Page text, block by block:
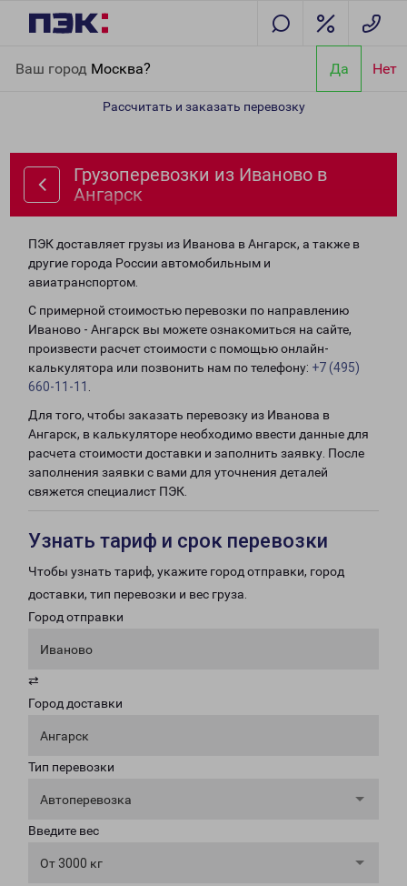
Ваш город Москва? Да Нет
Рассчитать и заказать перевозку
Грузоперевозки из Иваново в
Ангарск
ПЭК доставляет грузы из Иванова в Ангарск, а также в
другие города России автомобильным и
авиатранспортом.
С примерной стоимостью перевозки по направлению
Иваново - Ангарск вы можете ознакомиться на сайте,
произвести расчет стоимости с помощью онлайн-
калькулятора или позвонить нам по телефону: +7 (495)
660-11-11
Для того, чтобы заказать перевозку из Иванова в
Ангарск, в калькуляторе необходимо ввести данные для
расчета стоимости доставки и заполнить заявку. После
заполнения заявки с вами для уточнения деталей
свяжется специалист ПЭК.
Узнать тариф и срок перевозки
Чтобы узнать тариф, укажите город отправки, город
доставки, тип перевозки и вес груза.
Город отправки
Иваново
⇄
Город доставки
Ангарск
Тип перевозки
Автоперевозка
Введите вес
От 3000 кг